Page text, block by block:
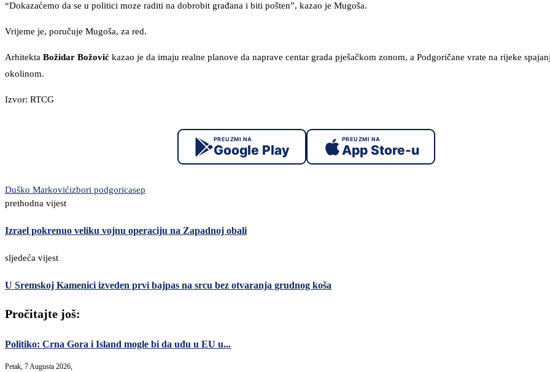
“Dokazaćemo da se u politici moze raditi na dobrobit građana i biti pošten”, kazao je Mugoša.
Vrijeme je, poručuje Mugoša, za red.
Arhitekta Božidar Božović kazao je da imaju realne planove da naprave centar grada pješačkom zonom, a Podgoričane vrate na rijeke
okolinom.
Izvor: RTCG
PREUZMI NA
Google Play
PREUZMI NA
App Store-u
Duško Markovićizbori podgoricasep
prethodna vijest
Izrael pokrenuo veliku vojnu operaciju na Zapadnoj obali
sljedeća vijest
U Sremskoj Kamenici izveden prvi bajpas na srcu bez otvaranja grudnog koša
Pročitajte još:
Politiko: Crna Gora i Island mogle bi da uđu u EU u...
Petak, 7 Augusta 2026,